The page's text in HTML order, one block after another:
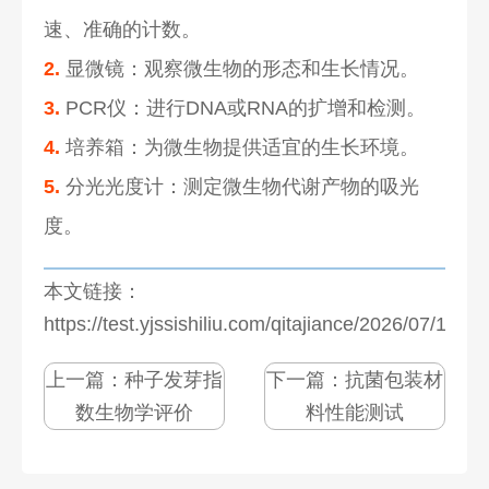
速、准确的计数。
2. 显微镜：观察微生物的形态和生长情况。
3. PCR仪：进行DNA或RNA的扩增和检测。
4. 培养箱：为微生物提供适宜的生长环境。
5. 分光光度计：测定微生物代谢产物的吸光
度。
本文链接：
https://test.yjssishiliu.com/qitajiance/2026/07/
上一篇： 种子发芽指
数生物学评价
下一篇：抗菌包装材
料性能测试